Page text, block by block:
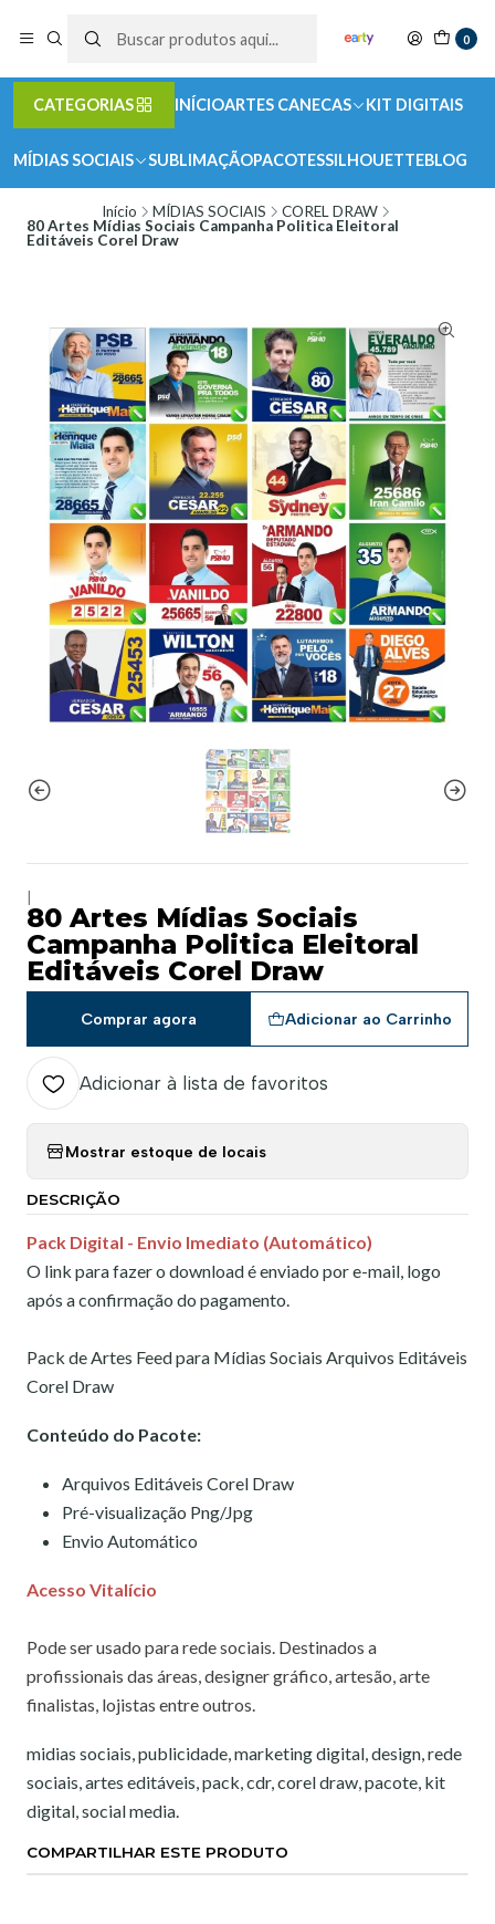
0
CATEGORIAS INÍCIOARTES CANECAS KIT DIGITAIS
MÍDIAS SOCIAIS SUBLIMAÇÃOPACOTESSILHOUETTEBLOG
Início MÍDIAS SOCIAIS
COREL DRAW
80 Artes Mídias Sociais Campanha Politica Eleitoral
Editáveis Corel Draw
80 Artes Mídias Sociais
Campanha Politica Eleitoral
Editáveis Corel Draw
Adicionar ao Carrinho
Comprar agora
Adicionar à lista de favoritos
Mostrar estoque de locais
DESCRIÇÃO
Pack Digital - Envio Imediato (Automático)
O link para fazer o download é enviado por e-mail, logo
após a confirmação do pagamento.
Pack de Artes Feed para Mídias Sociais Arquivos Editáveis
Corel Draw
Conteúdo do Pacote:
Arquivos Editáveis Corel Draw
Pré-visualização Png/Jpg
Envio Automático
Acesso Vitalício
Pode ser usado para rede sociais. Destinados a
profissionais das áreas, designer gráfico, artesão, arte
finalistas, lojistas entre outros.
midias sociais, publicidade, marketing digital, design, rede
sociais, artes editáveis, pack, cdr, corel draw, pacote, kit
digital, social media.
COMPARTILHAR ESTE PRODUTO